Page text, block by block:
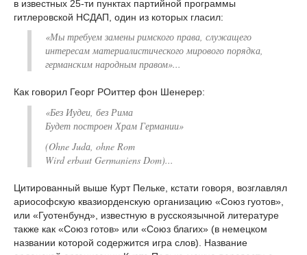
в известных 25-ти пунктах партийной программы
гитлеровской НСДАП, один из которых гласил:
«Мы требуем замены римского права, служащего
интересам материалистического мирового порядка,
германским народным правом»...
Как говорил Георг РОиттер фон Шенерер:
«Без Иудеи, без Рима
Будет построен Храм Германии»
(Ohne Judа, ohne Rom
Wird erbaut Germaniens Dom)...
Цитированный выше Курт Пельке, кстати говоря, возглавлял
ариософскую квазиорденскую организацию «Союз гуотов»,
или «Гуотенбунд», известную в русскоязычной литературе
также как «Союз готов» или «Союз благих» (в немецком
названии которой содержится игра слов). Название